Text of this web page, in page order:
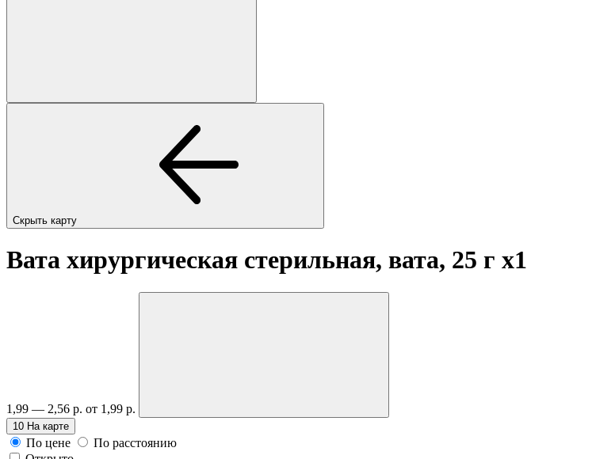
Скрыть карту
Вата хирургическая стерильная, вата, 25 г x1
1,99 — 2,56 р. от 1,99 р.
10 На карте
По цене
По расстоянию